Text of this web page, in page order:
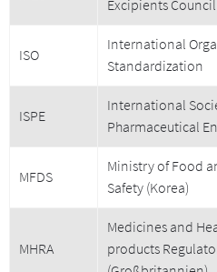
Excipients Council
ISO
International
Standardization
ISPE
International
Pharmaceutical
MFDS
Ministry of Food
Safety (Korea)
MHRA
Medicines and
products